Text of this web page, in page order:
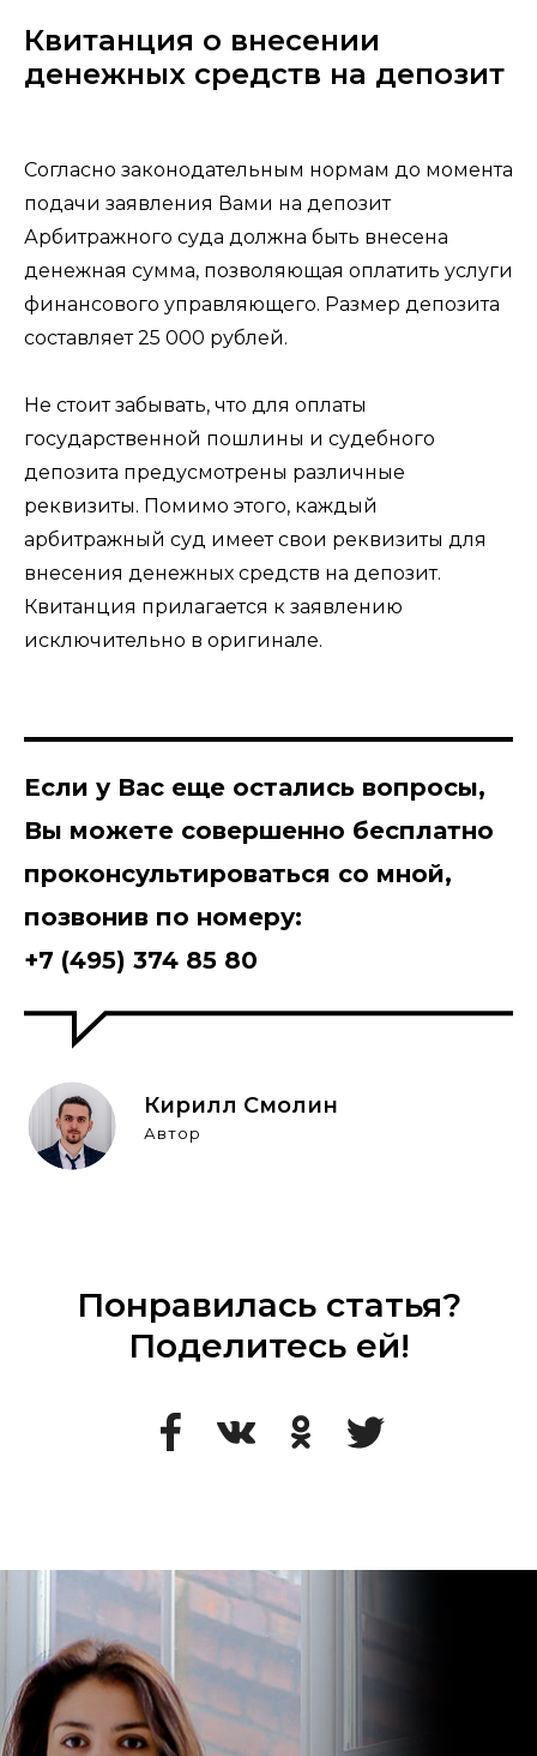
Квитанция о внесении
денежных средств на депозит
Согласно законодательным нормам до момента
подачи заявления Вами на депозит
Арбитражного суда должна быть внесена
денежная сумма, позволяющая оплатить услуги
финансового управляющего. Размер депозита
составляет 25 000 рублей.
Не стоит забывать, что для оплаты
государственной пошлины и судебного
депозита предусмотрены различные
реквизиты. Помимо этого, каждый
арбитражный суд имеет свои реквизиты для
внесения денежных средств на депозит.
Квитанция прилагается к заявлению
исключительно в оригинале.
Если у Вас еще остались вопросы,
Вы можете совершенно бесплатно
проконсультироваться со мной,
позвонив по номеру:
+7 (495) 374 85 80
Кирилл Смолин
Автор
Понравилась статья?
Поделитесь ей!